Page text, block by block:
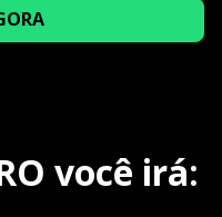
você irá: